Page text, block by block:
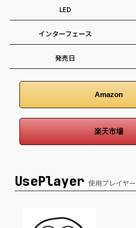
LED
インターフェース
発売日
Amazon
楽天市場
UsePlayer 使用プレイヤー